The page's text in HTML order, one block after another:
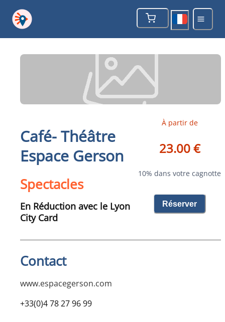
Café- Théâtre
Espace Gerson
Spectacles
En Réduction avec le Lyon
City Card
À partir de
23.00 €
10% dans votre cagnotte
Réserver
Contact
www.espacegerson.com
+33(0)4 78 27 96 99